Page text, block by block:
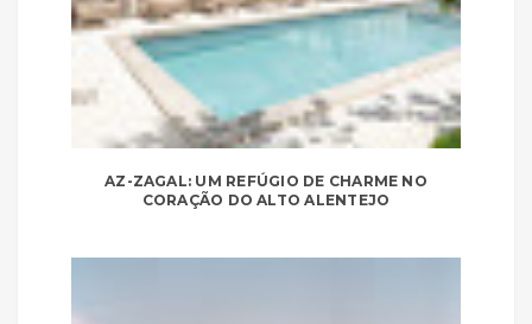
AZ-ZAGAL: UM REFÚGIO DE CHARME NO
CORAÇÃO DO ALTO ALENTEJO